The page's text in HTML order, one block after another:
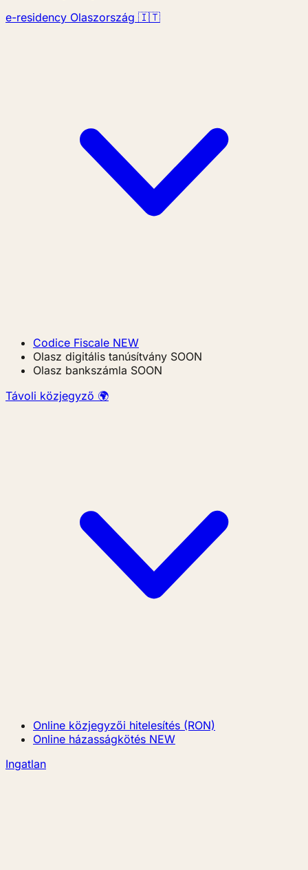
e-residency Olaszország 🇮🇹
Codice Fiscale NEW
Olasz digitális tanúsítvány SOON
Olasz bankszámla SOON
Távoli közjegyző 🌍
Online közjegyzői hitelesítés (RON)
Online házasságkötés NEW
Ingatlan